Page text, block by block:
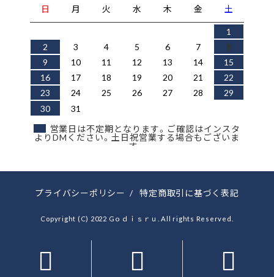
日
月 火 水 木 金
土
1
2
3 4 5 6 7
8
9
10 11 12 13 14
15
16
17 18 19 20 21
22
23
24 25 26 27 28
29
30
31
営業日は不定期となります。ご確認はインスタ
よりDMください。土日祝営業する場合もございま
す。
プライバシーポリシー / 特定商取引に基づく表記
Copyright (C) 2022 Gｏｄｉｓｒｕ. All rights Reserved.
  